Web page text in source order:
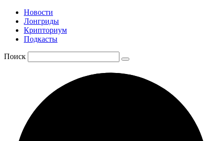
Новости
Лонгриды
Крипториум
Подкасты
Поиск